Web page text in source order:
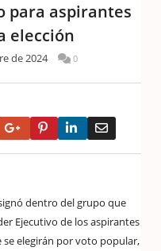
para aspirantes
elección
de 2024 0
Google+PinterestLinkedIn
dentro del grupo que
Ejecutivo de los aspirantes
se elegirán por voto popular,